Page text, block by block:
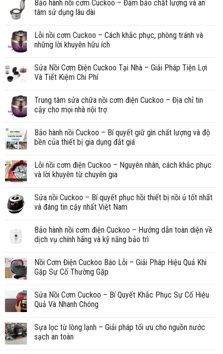
Bảo hành nồi cơm Cuckoo – Đảm bảo chất lượng và an
tâm sử dụng lâu dài
Lỗi nồi cơm Cuckoo – Cách khắc phục, phòng tránh và
những lời khuyên hữu ích
Sửa Nồi Cơm Điện Cuckoo Tại Nhà – Giải Pháp Tiện Lợi
Và Tiết Kiệm Chi Phí
Trung tâm sửa chữa nồi cơm điện Cuckoo – Địa chỉ tin
cậy cho mọi nhà nội trợ
Bảo hành nồi Cuckoo – Bí quyết giữ gìn chất lượng và độ
bền của thiết bị gia dụng đắt giá
Lỗi nồi cơm điện Cuckoo – Nguyên nhân, cách khắc phục
và lời khuyên từ chuyên gia
Sửa nồi Cuckoo – Bí quyết phục hồi thiết bị nồi ủ tốt nhất
và đáng tin cậy nhất Việt Nam
Bảo hành nồi cơm điện Cuckoo – Hướng dẫn toàn diện về
dịch vụ chính hãng và kỹ năng bảo trì
Nồi Cơm Điện Cuckoo Báo Lỗi – Giải Pháp Hiệu Quả Khi
Gặp Sự Cố Thường Gặp
Sửa Nồi Cơm Cuckoo – Bí Quyết Khắc Phục Sự Cố Hiệu
Quả Và Nhanh Chóng
Sựa lọc từ lòng lạnh – Giải pháp tối ưu cho nguồn nước
sạch an toàn